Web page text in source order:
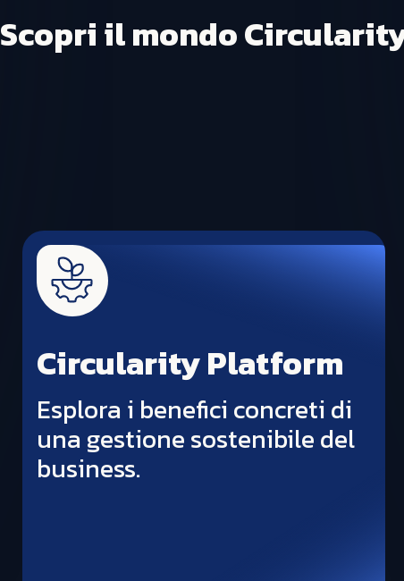
Scopri il mondo
Circularity Platform
Esplora i benefici concreti di
una gestione sostenibile del
business.